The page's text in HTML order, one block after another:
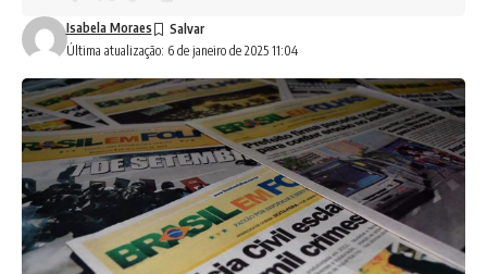
Última atualização: 6 de janeiro de 2025 11:04
Isabela Moraes